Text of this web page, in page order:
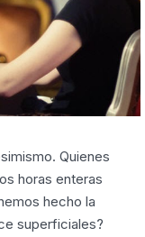
Quienes
horas enteras
hecho la
superficiales?